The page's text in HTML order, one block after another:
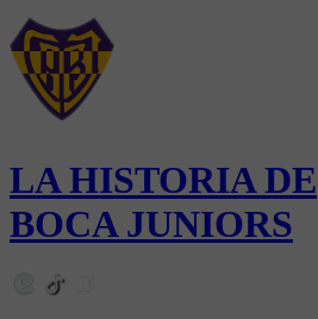
LA HISTORIA DE
BOCA JUNIORS